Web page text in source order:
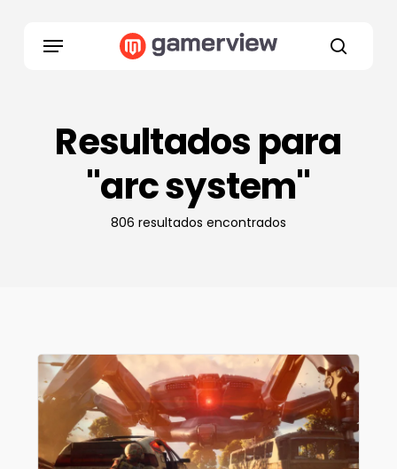
Menu
Resultados para
"arc system"
806 resultados encontrados